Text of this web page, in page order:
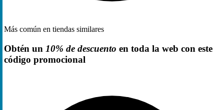
Más común en tiendas similares
Obtén un 10% de descuento en toda la web con este
código promocional